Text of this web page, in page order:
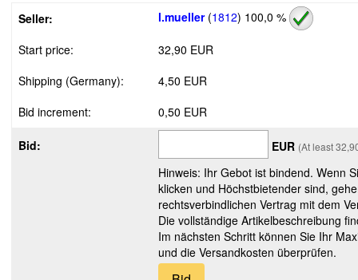
Seller: l.mueller(1812) 100,0 %
Start price:
32,90 EUR
Shipping (Germany):
4,50 EUR
Bid increment:
0,50 EUR
Bid: EUR (At least
Hinweis: Ihr Gebot ist bindend. Wenn
klicken und Höchstbietender sind,
rechtsverbindlichen Vertrag mit dem
Die vollständige Artikelbeschreibung
Im nächsten Schritt können Sie Ihr
und die Versandkosten überprüfen.